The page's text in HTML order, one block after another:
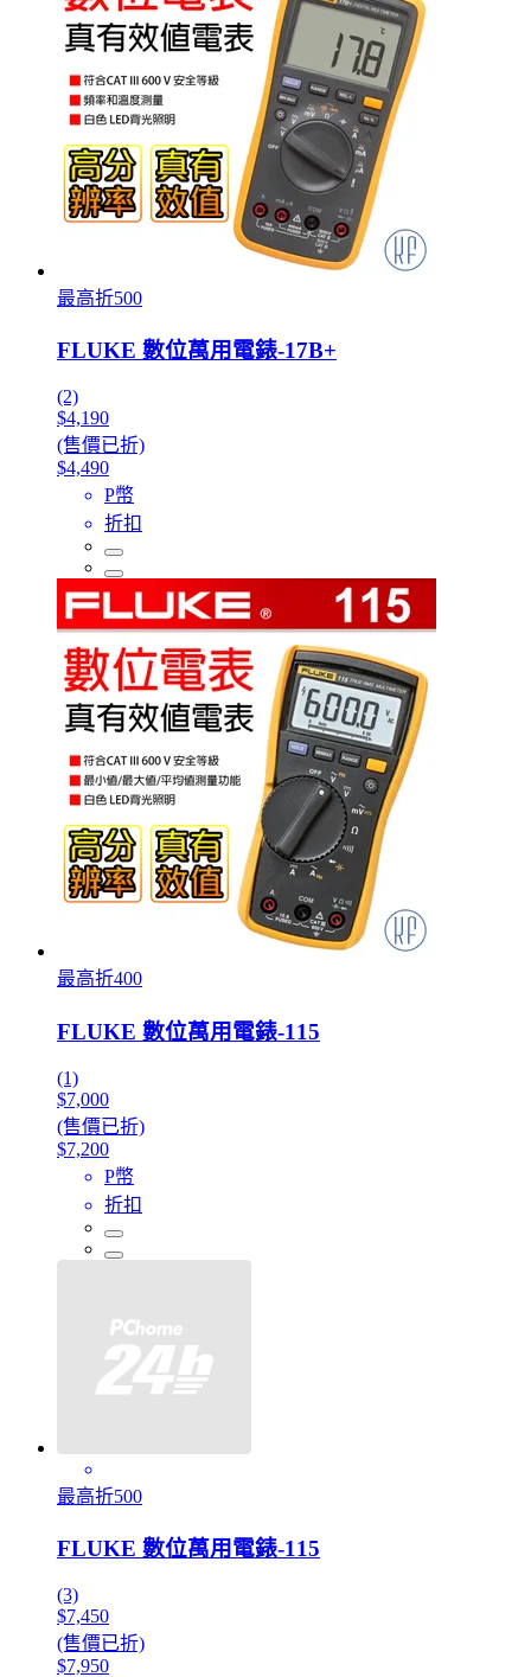
最高折500
FLUKE 數位萬用電錶-17B+
(2)
$4,190
(售價已折)
$4,490
P幣
折扣
最高折400
FLUKE 數位萬用電錶-115
(1)
$7,000
(售價已折)
$7,200
P幣
折扣
最高折500
FLUKE 數位萬用電錶-115
(3)
$7,450
(售價已折)
$7,950